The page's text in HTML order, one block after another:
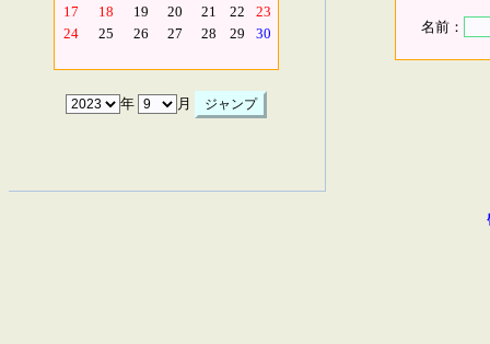
17
18 19 20 21 22
23
24
25 26 27 28 29 30
年 月
名前：